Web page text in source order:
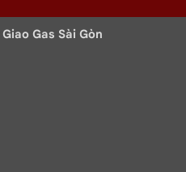
Giao Gas Sài Gòn